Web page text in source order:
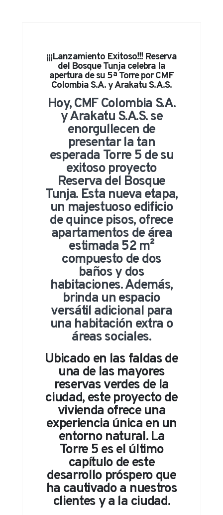
¡¡¡Lanzamiento Exitoso!!! Reserva
del Bosque Tunja celebra la
apertura de su 5ª Torre por CMF
Colombia S.A. y Arakatu S.A.S.
Hoy, CMF Colombia S.A.
y Arakatu S.A.S. se
enorgullecen de
presentar la tan
esperada Torre 5 de su
exitoso proyecto
Reserva del Bosque
Tunja. Esta nueva etapa,
un majestuoso edificio
de quince pisos, ofrece
apartamentos de área
estimada 52 m²
compuesto de dos
baños y dos
habitaciones. Además,
brinda un espacio
versátil adicional para
una habitación extra o
áreas sociales.
Ubicado en las faldas de
una de las mayores
reservas verdes de la
ciudad, este proyecto de
vivienda ofrece una
experiencia única en un
entorno natural. La
Torre 5 es el último
capítulo de este
desarrollo próspero que
ha cautivado a nuestros
clientes y a la ciudad.